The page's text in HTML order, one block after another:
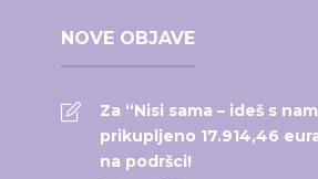
NOVE OBJAVE
Za “Nisi sama – ideš s
prikupljeno 17.914,46
na podršci!